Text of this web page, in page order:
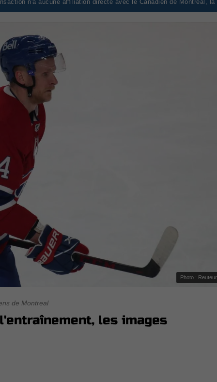
n'a aucune affiliation directe avec le Canadien de Montréal, la
Photo :
de Montreal
les images